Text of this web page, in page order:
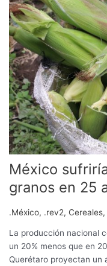
México
granos en 25
.México, .rev2, Cereales,
La producción nacional
un 20% menos que en
Querétaro proyectan un
su
peor
cosecha
de
granos
en
25
años
por
la
sequía